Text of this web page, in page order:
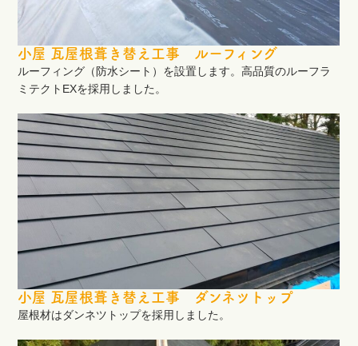
小屋 瓦屋根葺き替え工事 ルーフィング
ルーフィング（防水シート）を設置します。高品質のルーフラ
ミテクトEXを採用しました。
小屋 瓦屋根葺き替え工事 ダンネツトップ
屋根材はダンネツトップを採用しました。